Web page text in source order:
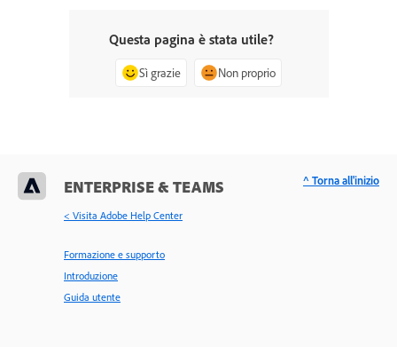
Questa pagina è stata utile?
Sì grazie Non proprio
ENTERPRISE & TEAMS
< Visita Adobe Help Center
Formazione e supporto
Introduzione
Guida utente
^ Torna all'inizio